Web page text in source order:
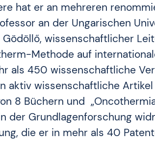
hat er an mehreren
an der Ungarischen
wissenschaftlicher
Methode auf
als 450 wissenschaftliche
aktiv wissenschaftliche
8 Büchern und
der Grundlagenforschung
die er in mehr als 40